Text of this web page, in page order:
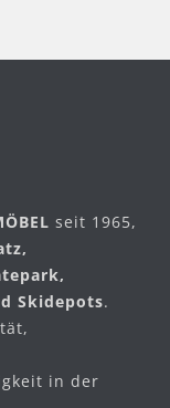
seit 1965,
Skidepots.
in der